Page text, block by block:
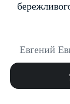
Евгений